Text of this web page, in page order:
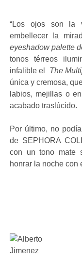
“Los ojos son la
embellecer la
eyeshadow palette
tonos térreos
infalible el The
única y cremosa,
labios, mejillas o
acabado traslúcido.
Por último, no
de SEPHORA
con un tono mate
honrar la noche con